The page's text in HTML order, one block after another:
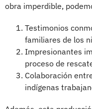
obra imperdible,
Testimonios
familiares de los
Impresionantes
proceso de
Colaboración
indígenas